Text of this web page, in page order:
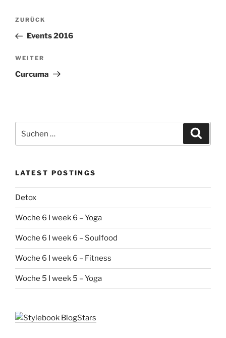
Beitragsnavigation
Vorheriger
Beitrag
ZURÜCK
Events 2016
Nächster
Beitrag
WEITER
Curcuma
nach:
LATEST POSTINGS
Detox
Woche 6 I week 6 – Yoga
Woche 6 I week 6 – Soulfood
Woche 6 I week 6 – Fitness
Woche 5 I week 5 – Yoga